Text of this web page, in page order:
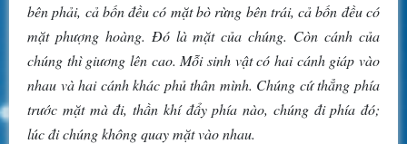
bên phải, cả bốn đều có mặt bò rừng bên trái, cả bốn đều có
mặt phượng hoàng. Đó là mặt của chúng. Còn cánh của
chúng thì giương lên cao. Mỗi sinh vật có hai cánh giáp vào
nhau và hai cánh khác phủ thân mình. Chúng cứ thẳng phía
trước mặt mà đi, thần khí đẩy phía nào, chúng đi phía đó;
lúc đi chúng không quay mặt vào nhau.